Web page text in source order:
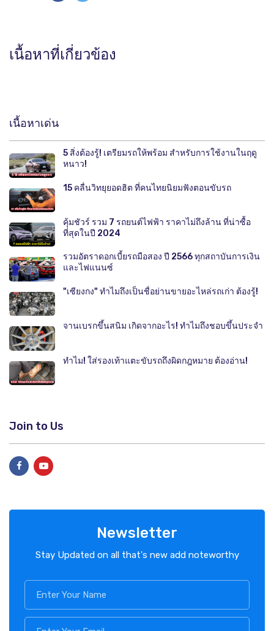
เนื้อหาที่เกี่ยวข้อง
เนื้อหาเด่น
5 สิ่งต้องรู้! เตรียมรถให้พร้อม สำหรับการใช้งานในฤดู
หนาว!
15 คลื่นวิทยุยอดฮิต ที่คนไทยนิยมฟังตอนขับรถ
คุ้มชัวร์ รวม 7 รถยนต์ไฟฟ้า ราคาไม่ถึงล้าน ที่น่าซื้อ
ที่สุดในปี 2024
รวมอัตราดอกเบี้ยรถมือสอง ปี 2566 ทุกสถาบันการเงิน
และไฟแนนซ์
"เซียงกง" ทำไมถึงเป็นชื่อย่านขายอะไหล่รถเก่า ต้องรู้!
จานเบรกขึ้นสนิม เกิดจากอะไร! ทำไมถึงชอบขึ้นประจำ
ทำไม! ใส่รองเท้าแตะขับรถถึงผิดกฎหมาย ต้องอ่าน!
Join to Us
Newsletter
Stay Updated on all that's new add noteworthy